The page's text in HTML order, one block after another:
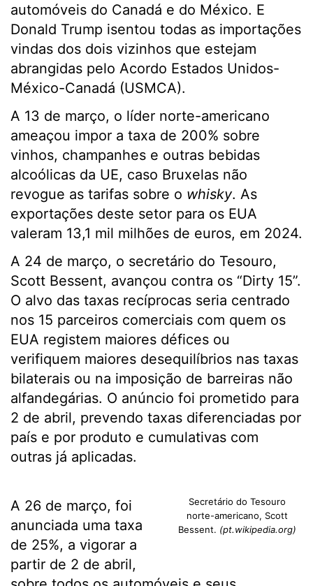
automóveis do Canadá e do México. E
Donald Trump isentou todas as importações
vindas dos dois vizinhos que estejam
abrangidas pelo Acordo Estados Unidos-
México-Canadá (USMCA).
A 13 de março, o líder norte-americano
ameaçou impor a taxa de 200% sobre
vinhos, champanhes e outras bebidas
alcoólicas da UE, caso Bruxelas não
revogue as tarifas sobre o whisky. As
exportações deste setor para os EUA
valeram 13,1 mil milhões de euros, em 2024.
A 24 de março, o secretário do Tesouro,
Scott Bessent, avançou contra os “Dirty 15”.
O alvo das taxas recíprocas seria centrado
nos 15 parceiros comerciais com quem os
EUA registem maiores défices ou
verifiquem maiores desequilíbrios nas taxas
bilaterais ou na imposição de barreiras não
alfandegárias. O anúncio foi prometido para
2 de abril, prevendo taxas diferenciadas por
país e por produto e cumulativas com
outras já aplicadas.
Secretário do Tesouro
norte-americano, Scott
Bessent. (pt.wikipedia.org)
A 26 de março, foi
anunciada uma taxa
de 25%, a vigorar a
partir de 2 de abril,